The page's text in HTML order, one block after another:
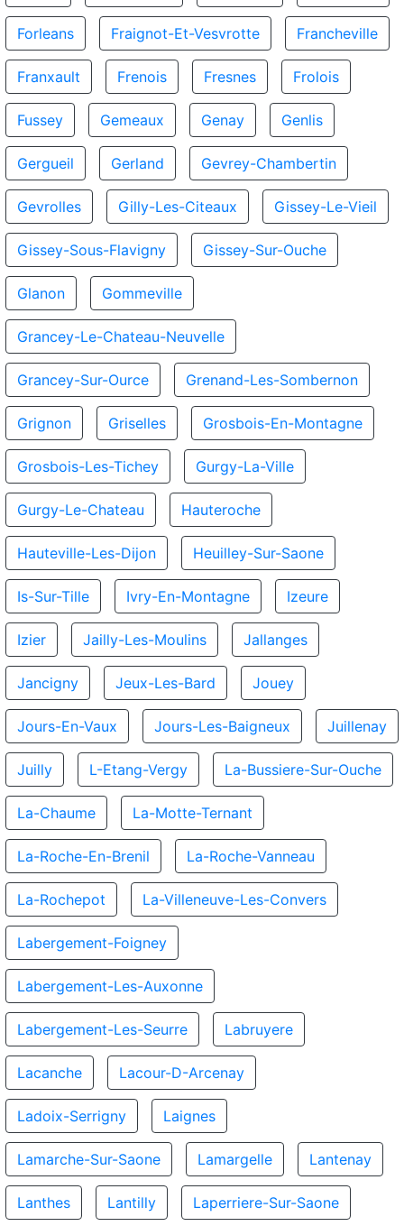
Forleans Fraignot-Et-Vesvrotte Francheville
Franxault Frenois Fresnes Frolois
Fussey Gemeaux Genay Genlis
Gergueil Gerland Gevrey-Chambertin
Gevrolles Gilly-Les-Citeaux Gissey-Le-Vieil
Gissey-Sous-Flavigny Gissey-Sur-Ouche
Glanon Gommeville
Grancey-Le-Chateau-Neuvelle
Grancey-Sur-Ource Grenand-Les-Sombernon
Grignon Griselles Grosbois-En-Montagne
Grosbois-Les-Tichey Gurgy-La-Ville
Gurgy-Le-Chateau Hauteroche
Hauteville-Les-Dijon Heuilley-Sur-Saone
Is-Sur-Tille Ivry-En-Montagne Izeure
Izier Jailly-Les-Moulins Jallanges
Jancigny Jeux-Les-Bard Jouey
Jours-En-Vaux Jours-Les-Baigneux Juillenay
Juilly L-Etang-Vergy La-Bussiere-Sur-Ouche
La-Chaume La-Motte-Ternant
La-Roche-En-Brenil La-Roche-Vanneau
La-Rochepot La-Villeneuve-Les-Convers
Labergement-Foigney
Labergement-Les-Auxonne
Labergement-Les-Seurre Labruyere
Lacanche Lacour-D-Arcenay
Ladoix-Serrigny Laignes
Lamarche-Sur-Saone Lamargelle Lantenay
Lanthes Lantilly Laperriere-Sur-Saone